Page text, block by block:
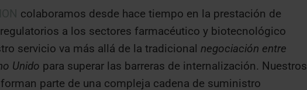
colaboramos desde hace tiempo en la prestación de
a los sectores farmacéutico y biotecnológico
servicio va más allá de la tradicional negociación entre
Unido para superar las barreras de internalización. Nuestros
parte de una compleja cadena de suministro